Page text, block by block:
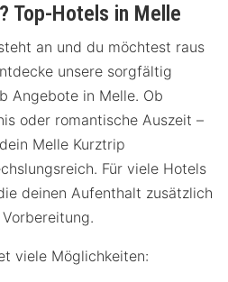
Top-Hotels in Melle
an und du möchtest raus
unsere sorgfältig
Angebote in Melle. Ob
oder romantische Auszeit –
Melle Kurztrip
Für viele Hotels
deinen Aufenthalt zusätzlich
viele Möglichkeiten: